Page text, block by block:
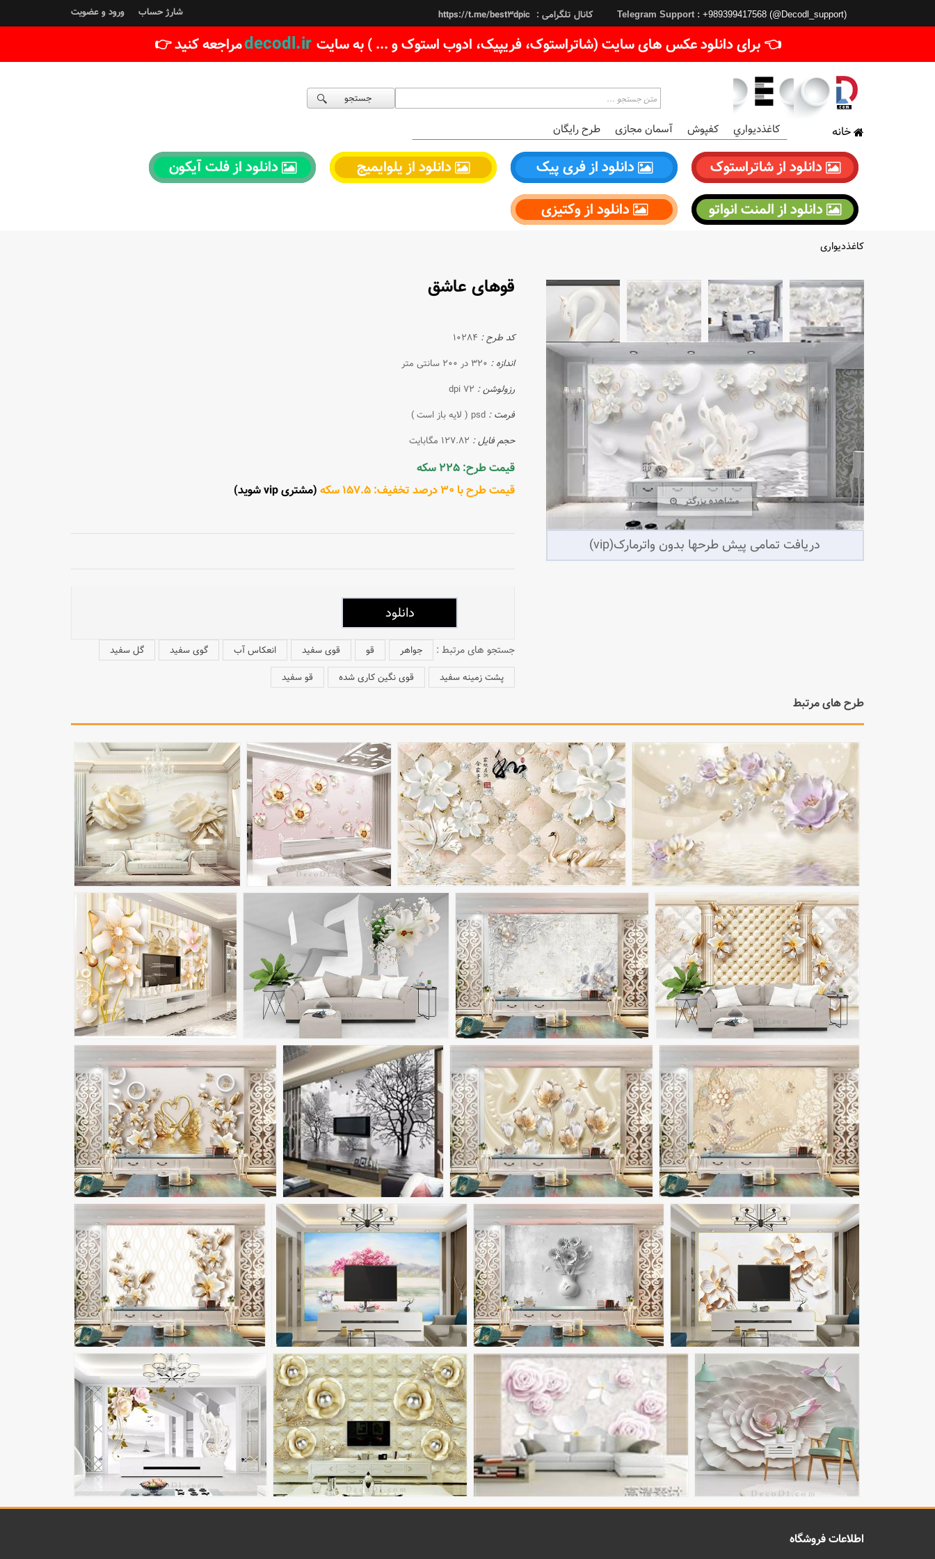
Telegram Support : +989399417568 (@Decodl_support) کانال تلگرامی : https://t.me/best3dpic شارژ حساب ورود و عضویت
👈 برای دانلود عکس های سایت (شاتراستوک، فریپیک، ادوب استوک و ... ) به سایت decodl.irمراجعه کنید 👉
جستجو
خانه کاغذديواري کفپوش آسمان مجازی طرح رایگان
دانلود از شاتراستوک دانلود از فری پیک دانلود از یلوایمیج
دانلود از فلت آیکون
دانلود از المنت انواتو
دانلود از وکتیزی
کاغذدیواری
مشاهده بزرگتر
مشاهده بزرگتر
قوهای عاشق
کد طرح : 10284
اندازه : 320 در 200 سانتی متر
رزولوشن : 72 dpi
فرمت : psd ( لایه باز است )
حجم فایل : 127.82 مگابایت
قیمت طرح: 225 سکه
قیمت طرح با 30 درصد تخفیف: 157.5 سکه
(مشتری vip شوید)
جستجو های مرتبط : جواهر قو قوی سفید انعکاس آب گوی سفید
گل سفید
پشت زمینه سفید
قوی نگین کاری شده قو سفید
طرح های مرتبط
اطلاعات فروشگاه